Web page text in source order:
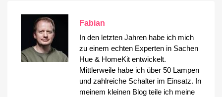
Fabian
In den letzten Jahren habe ich mich
zu einem echten Experten in Sachen
Hue & HomeKit entwickelt.
Mittlerweile habe ich über 50 Lampen
und zahlreiche Schalter im Einsatz. In
meinem kleinen Blog teile ich meine